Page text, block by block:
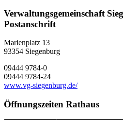
Verwaltungsgemeinschaft
Postanschrift
Marienplatz 13
93354 Siegenburg
09444 9784-0
09444 9784-24
www.vg-siegenburg.de/
Öffnungszeiten Rathaus